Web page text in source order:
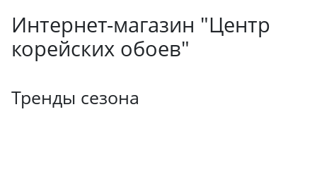
Интернет-магазин "Центр
корейских обоев"
Тренды сезона